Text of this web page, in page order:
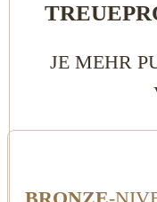
JE MEHR